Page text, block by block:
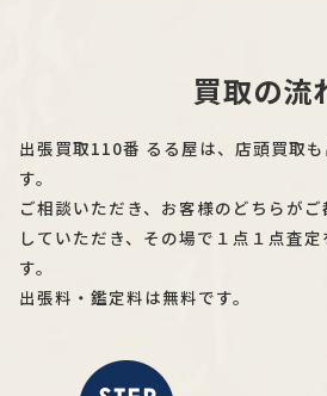
買取の流
出張買取110番 るる屋は、店頭買取
す。
ご相談いただき、お客様のどちらが
していただき、その場で１点１点査
す。
出張料・鑑定料は無料です。